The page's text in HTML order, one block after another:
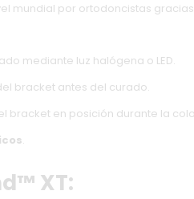
mundial por ortodoncistas
mediante luz halógena o LED.
bracket antes del curado.
bracket en posición durante la
.
XT: